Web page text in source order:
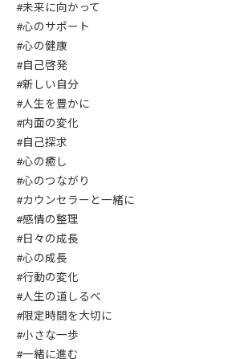
#未来に向かって
#心のサポート
#心の健康
#自己啓発
#新しい自分
#人生を豊かに
#内面の変化
#自己探求
#心の癒し
#心のつながり
#カウンセラーと一緒に
#感情の整理
#日々の成長
#心の成長
#行動の変化
#人生の道しるべ
#限定時間を大切に
#小さな一歩
#一緒に進む